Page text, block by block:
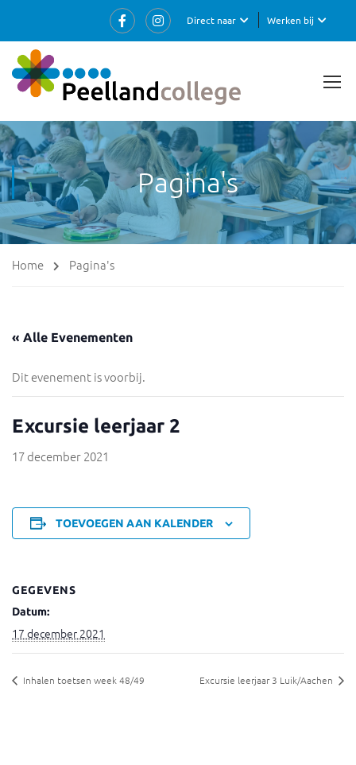
Werken bij
Direct naar
Pagina's
Home Pagina's
« Alle Evenementen
Dit evenement is voorbij.
Excursie leerjaar 2
17 december 2021
TOEVOEGEN AAN KALENDER
GEGEVENS
Datum:
17 december 2021
Inhalen toetsen week 48/49 Excursie leerjaar 3 Luik/Aachen